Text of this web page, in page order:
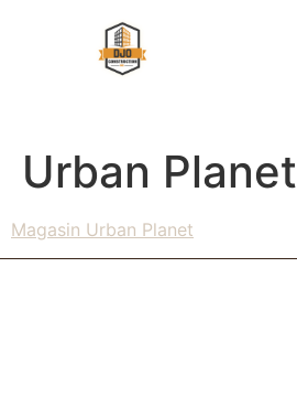
Urban Planet
Magasin Urban Planet